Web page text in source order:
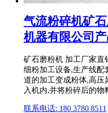
气流粉碎机矿
机器有限公司
矿石磨粉机 加工厂家直
细粉加工设备,生产线配
道的加工变成粉体,高压
入机内,并将粉碎后的物
联系电话: 180 3780 8511